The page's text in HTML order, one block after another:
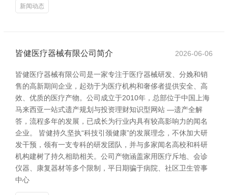
新闻动态
皆健医疗器械有限公司简介 2026-06-06
皆健医疗器械有限公司是一家专注于医疗器械研发、分娩和销
售的高新期间企业，起劲于为医疗机构和奢侈者提供安全、高
效、优质的医疗产物。公司成立于2010年，总部位于中国上海
马来西亚一站式遗产规划与投资理财知识型网站 —遗产全解
答，流程多年的发展，已成长为行业内具有较高影响力的闻名
企业。 皆健持久坚执“科技引颈健康”的发展理念，不休加大研
发干预，领有一支专科的研发团队，并与多家闻名高校和科研
机构建树了持久相助相关。公司产物涵盖家用医疗斥地、会诊
仪器、康复器材等多个限制，平日期骗于病院、社区卫生管事
中心